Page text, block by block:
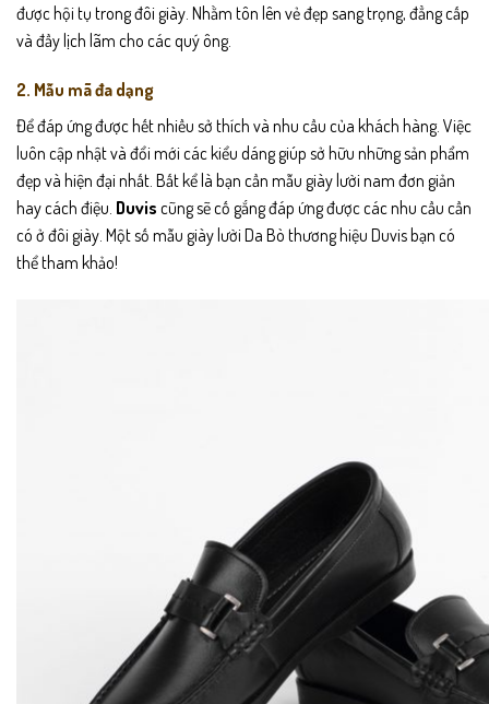
được hội tụ trong đôi giày. Nhằm tôn lên vẻ đẹp sang trọng, đẳng cấp
và đầy lịch lãm cho các quý ông.
2. Mẫu mã đa dạng
Để đáp ứng được hết nhiều sở thích và nhu cầu của khách hàng. Việc
luôn cập nhật và đổi mới các kiểu dáng giúp sở hữu những sản phẩm
đẹp và hiện đại nhất. Bất kể là bạn cần mẫu giày lười nam đơn giản
hay cách điệu. Duvis cũng sẽ cố gắng đáp ứng được các nhu cầu cần
có ở đôi giày. Một số mẫu giày lười Da Bò thương hiệu Duvis bạn có
thể tham khảo!